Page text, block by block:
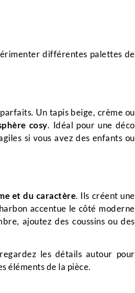
différentes palettes de
Un tapis beige, crème ou
cosy. Idéal pour une déco
si vous avez des enfants ou
et du caractère. Ils créent une
accentue le côté moderne
ajoutez des coussins ou des
les détails autour pour
éléments de la pièce.